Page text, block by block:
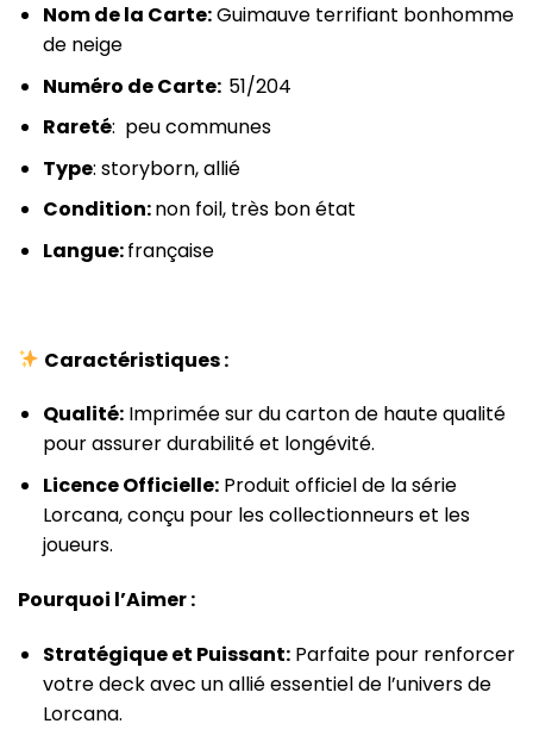
Nom de la Carte:Guimauve terrifiant bonhomme
de neige
Numéro de Carte: 51/204
Rareté: peu communes
Type: storyborn, allié
Condition:non foil, très bon état
Langue:française
Caractéristiques :
Qualité:Imprimée sur du carton de haute qualité
pour assurer durabilité et longévité.
Licence Officielle:Produit officiel de la série
Lorcana, conçu pour les collectionneurs et les
joueurs.
Pourquoi l’Aimer :
Stratégique et Puissant:Parfaite pour renforcer
votre deck avec un allié essentiel de l’univers de
Lorcana.